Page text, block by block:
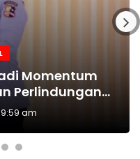
Momentum
Perlindungan
Anak
9:59 am
KPK Tidak Sah
Dilakukan Era
Tangkap 1
Paksa
Sejahtera Sigi
ADD